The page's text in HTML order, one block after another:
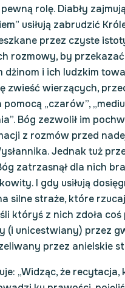
rolę. Diabły
usiłują zabrudzić
przez czyste
rozmowy, by
dżinom i ich ludzkim
zwieść wierzących,
„czarów”,
Bóg zezwolił im
z rozmów przed
Jednak tuż
zatrzasnął dla nich
I gdy usiłują
silne straże, które
któryś z nich zdoła
(i unicestwiany) przez
przez anielskie
„Widząc, że recytacja,